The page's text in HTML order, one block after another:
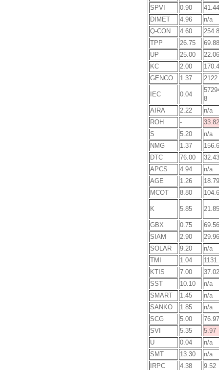
SPVI
0.90
41.44
DIMET
4.96
n/a
Q-CON
4.60
TPP
26.75
69.88
UP
25.00
22.06
KC
2.00
GENCO
1.37
IEC 0.04
8
AIRA
2.22
n/a
ROH
-
33.82
S
5.20
n/a
NMG
1.37
DTC
76.00
32.43
APCS
4.94
n/a
AGE
1.26
18.79
MCOT
8.80
K 5.85 21.85
GBX 0.75
69.56
SIAM
2.90
29.96
SOLAR
9.20
n/a
TMI
1.04
KTIS
7.00
37.02
SST
10.10
n/a
SMART
1.45
n/a
SANKO
1.85
n/a
SCG
5.00
76.97
SVI
5.35
5.97
U
0.04
n/a
SMT
13.30
n/a
IRPC
4.38
9.52